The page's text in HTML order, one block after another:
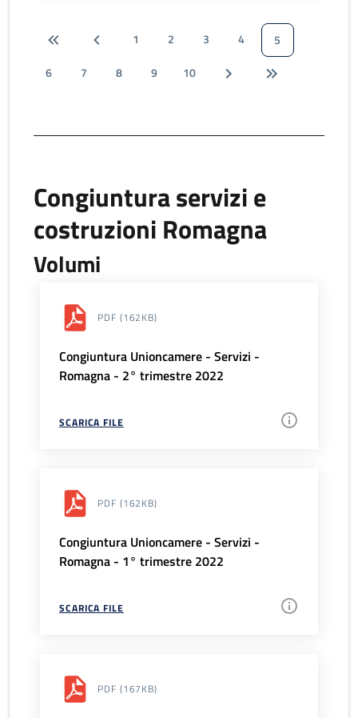
1 2 3 4
5
6
7 8 9 10
Congiuntura servizi e
costruzioni Romagna
Volumi
PDF (162KB)
Congiuntura Unioncamere - Servizi -
Romagna - 2° trimestre 2022
SCARICA FILE
PDF (162KB)
Congiuntura Unioncamere - Servizi -
Romagna - 1° trimestre 2022
SCARICA FILE
PDF (167KB)